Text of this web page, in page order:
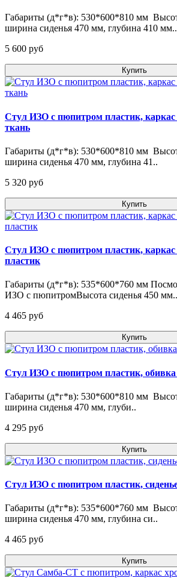
Габариты (д*г*в): 530*600*810 мм
ширина сиденья 470 мм, глубина 410
5 600 pуб
Купить
Стул ИЗО с пюпитром пластик,
ткань
Габариты (д*г*в): 530*600*810 мм
ширина сиденья 470 мм, глубина 41..
5 320 pуб
Купить
Стул ИЗО с пюпитром пластик,
пластик
Габариты (д*г*в): 535*600*760 мм
ИЗО с пюпитромВысота сиденья 450 мм..
4 465 pуб
Купить
Стул ИЗО с пюпитром пластик, обивка
Габариты (д*г*в): 530*600*810 мм
ширина сиденья 470 мм, глуби..
4 295 pуб
Купить
Стул ИЗО с пюпитром пластик,
Габариты (д*г*в): 535*600*760 мм
ширина сиденья 470 мм, глубина си..
4 465 pуб
Купить